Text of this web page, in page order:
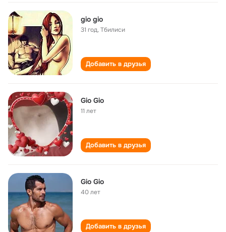
gio gio
31 год,Тбилиси
Добавить в друзья
Gio Gio
11 лет
Добавить в друзья
Gio Gio
40 лет
Добавить в друзья